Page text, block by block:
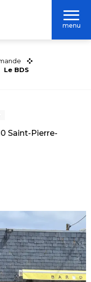
menu
Le BDS
Saint-Pierre-